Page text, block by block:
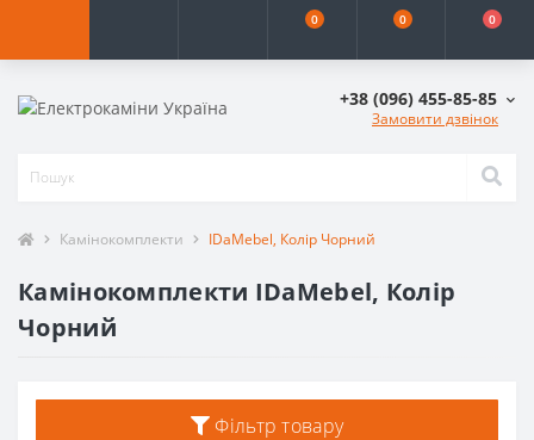
0 0 0
+38 (096) 455-85-85
Замовити дзвінок
Камінокомплекти IDaMebel, Колір Чорний
Камінокомплекти IDaMebel, Колір
Чорний
Фільтр товару